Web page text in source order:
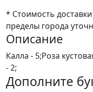
* Стоимость
пределы города
Описание
Калла - 5;Роза
- 2;
Дополните